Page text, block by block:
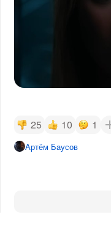
25 10 1
Артём Баусов